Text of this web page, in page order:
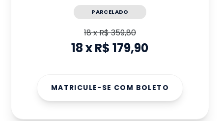
PARCELADO
18xR$ 359,80
18xR$ 179,90
MATRICULE-SE COM BOLETO